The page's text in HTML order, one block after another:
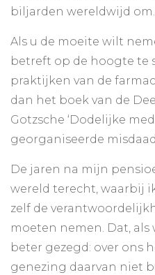
biljarden wereldwijd om.
Als u de moeite wilt
betreft op de hoogte te
praktijken van de
dan het boek van de
Gotzsche ‘Dodelijke
georganiseerde
De jaren na mijn
wereld terecht, waarbij
zelf de
moeten nemen. Dat,
beter gezegd: over ons
genezing daarvan niet